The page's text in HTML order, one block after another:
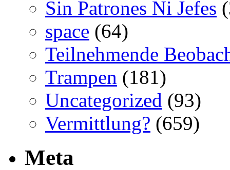
Sin Patrones Ni Jefes
space (64)
Teilnehmende
Trampen (181)
Uncategorized (93)
Vermittlung? (659)
Meta